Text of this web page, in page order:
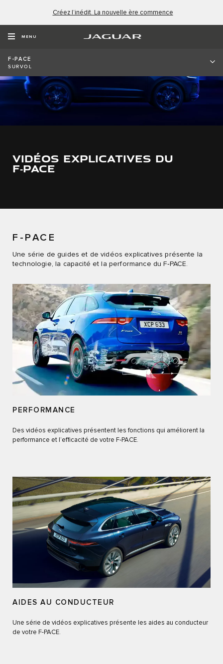
Créez l’inédit. La nouvelle ère commence
MENU
F-PACE
SURVOL
VIDÉOS EXPLICATIVES DU
F‑PACE
F-PACE
Une série de guides et de vidéos explicatives présente la
technologie, la capacité et la performance du F‑PACE.
PERFORMANCE
Des vidéos explicatives présentent les fonctions qui améliorent la
performance et l’efficacité de votre F‑PACE.
AIDES AU CONDUCTEUR
Une série de vidéos explicatives présente les aides au conducteur
de votre F-PACE.